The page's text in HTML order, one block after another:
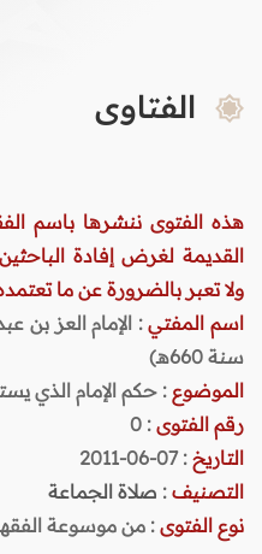
الفتاوى
هذه الفتوى ننشرها باسم
القديمة لغرض إفادة
ولا تعبر بالضرورة عن ما تعتمده
اسم المفتي: الإمام العز بن
سنة 660هـ)
الموضوع : حكم الإمام الذي
رقم الفتوى :
0
التاريخ : 07-06-2011
التصنيف : صلاة الجماعة
نوع الفتوى : من موسوعة